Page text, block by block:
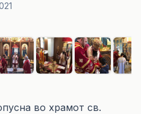
во храмот св.